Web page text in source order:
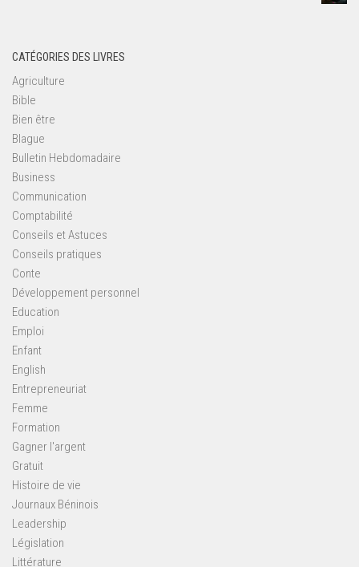
CATÉGORIES DES LIVRES
Agriculture
Bible
Bien être
Blague
Bulletin Hebdomadaire
Business
Communication
Comptabilité
Conseils et Astuces
Conseils pratiques
Conte
Développement personnel
Education
Emploi
Enfant
English
Entrepreneuriat
Femme
Formation
Gagner l'argent
Gratuit
Histoire de vie
Journaux Béninois
Leadership
Législation
Littérature